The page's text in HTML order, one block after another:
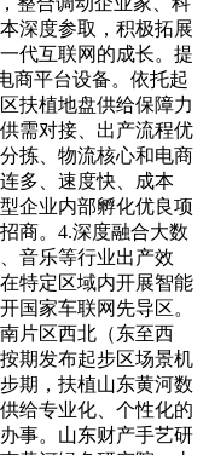
深度参取，积极拓展
代互联网的成长。提
商平台设备。依托起
扶植地盘供给保障力
需对接、出产流程优
拣、物流核心和电商
多、速度快、成本
企业内部孵化优良项
商。4.深度融合大数
音乐等行业出产效
特定区域内开展智能
国家车联网先导区。
片区西北（东至西
期发布起步区场景机
期，扶植山东黄河数
给专业化、个性化的
事。山东财产手艺研